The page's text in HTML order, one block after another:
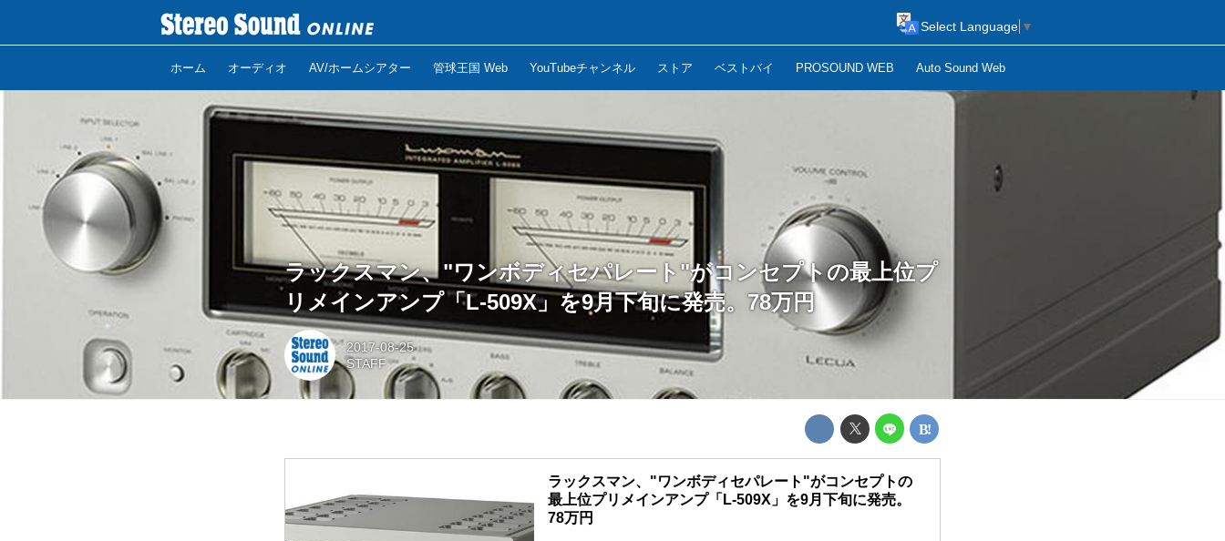
ホーム オーディオ AV/ホームシアター 管球王国 Web YouTubeチャンネル ストア ベストバイ PROSOUND WEB Auto Sound Web
Select Language ▼
ラックスマン、"ワンボディセパレート"がコンセプトの最上位プ
リメインアンプ「L-509X」を9月下旬に発売。78万円
2017-08-25
STAFF
ラックスマン、"ワンボディセパレート"がコンセプトの
最上位プリメインアンプ「L-509X」を9月下旬に発売。
78万円